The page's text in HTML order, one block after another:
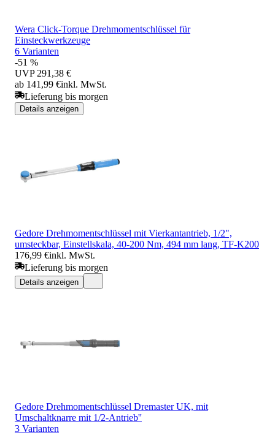
Wera Click-Torque Drehmomentschlüssel für
Einsteckwerkzeuge
6 Varianten
-51 %
UVP 291,38 €
ab 141,99 €inkl. MwSt.
Lieferung bis morgen
Details anzeigen
Gedore Drehmomentschlüssel mit Vierkantantrieb, 1/2",
umsteckbar, Einstellskala, 40-200 Nm, 494 mm lang, TF-K200
176,99 €inkl. MwSt.
Lieferung bis morgen
Details anzeigen
Gedore Drehmomentschlüssel Dremaster UK, mit
Umschaltknarre mit 1/2-Antrieb''
3 Varianten